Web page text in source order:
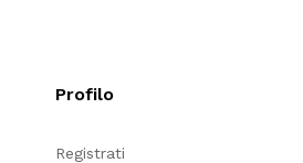
Profilo
Registrati